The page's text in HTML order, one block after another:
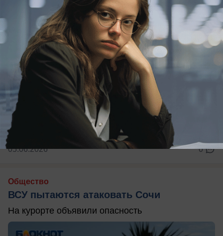
05.06.2026 0
Общество
ВСУ пытаются атаковать Сочи
На курорте объявили опасность